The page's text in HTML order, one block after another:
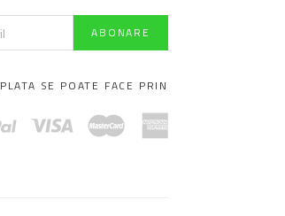
PLATA SE POATE FACE PRIN